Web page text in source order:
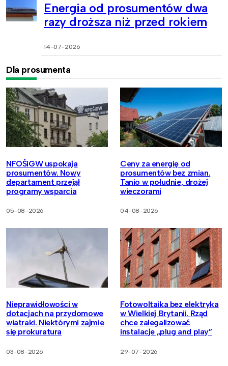
Energia od prosumentów dwa
razy droższa niż przed rokiem
14-07-2026
Dla prosumenta
NFOŚiGW uspokaja
prosumentów. Nowy
departament przejął
programy wsparcia
05-08-2026
Ceny za energię od
prosumentów bez zmian.
Tanio w południe, drożej
wieczorami
04-08-2026
Nieprawidłowości w
dotacjach na przydomowe
wiatraki. Niektórymi zajmie
się prokuratura
03-08-2026
Fotowoltaika bez elektryka
w Wielkiej Brytanii. Rząd
chce zalegalizować
instalacje „plug and play”
29-07-2026